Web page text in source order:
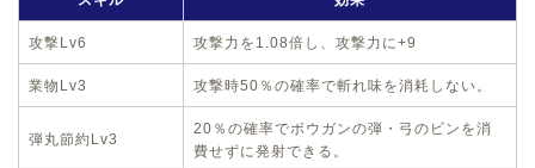
攻撃Lv6 攻撃力を1.08倍し、攻撃力に+9
業物Lv3 攻撃時50％の確率で斬れ味を消耗しない。
弾丸節約Lv3
20％の確率でボウガンの弾・弓のビンを消
費せずに発射できる。